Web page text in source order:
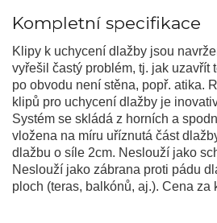
Kompletní specifikace
Klipy k uchycení dlažby jsou
vyřešil častý problém, tj. jak uzavřít
po obvodu není stěna, popř. atika.
klipů pro uchycení dlažby je
Systém se skládá z horních a
vložena na míru uříznutá část
dlažbu o síle 2cm. Neslouží jako
Neslouží jako zábrana proti pádu
ploch (teras, balkónů, aj.). Cena za